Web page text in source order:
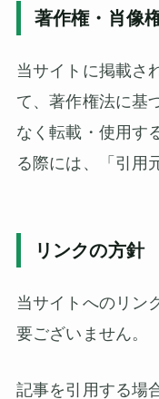
著作権・肖像
当サイトに掲載さ
て、著作権法に基
なく転載・使用す
る際には、「引用
リンクの方針
当サイトへのリン
要ございません。
記事を引用する場